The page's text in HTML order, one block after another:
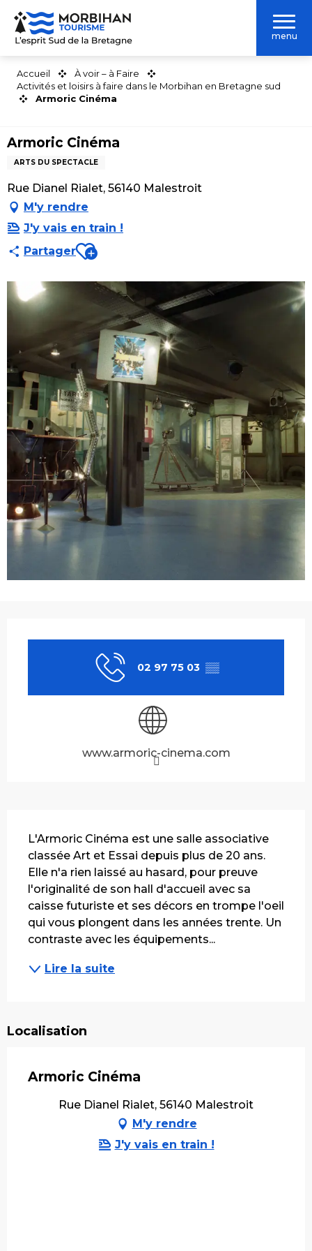
Aller
contenu
menu
Accueil
À voir – à Faire
Activités et loisirs à faire dans le Morbihan en Bretagne sud
Armoric Cinéma
Armoric Cinéma
ARTS DU SPECTACLE
Rue Dianel Rialet, 56140 Malestroit
M'y rendre
J'y vais en train !
PartagerAjouter aux favoris
02 97 75 03 ▒▒
www.armoric-cinema.com
L'Armoric Cinéma est une salle associative
classée Art et Essai depuis plus de 20 ans.
Elle n'a rien laissé au hasard, pour preuve
l'originalité de son hall d'accueil avec sa
caisse futuriste et ses décors en trompe l'oeil
qui vous plongent dans les années trente. Un
contraste avec les équipements...
Lire la suite
Localisation
Armoric Cinéma
Rue Dianel Rialet, 56140 Malestroit
M'y rendre
J'y vais en train !